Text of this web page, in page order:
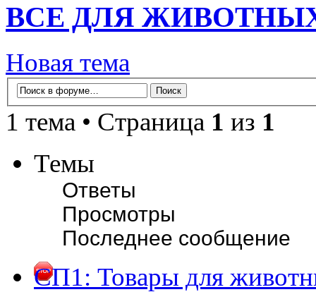
ВСЕ ДЛЯ
Новая тема
1 тема • Страница 1 из 1
Темы
Ответы
Просмотры
Последнее сообщение
СП1: Товары для